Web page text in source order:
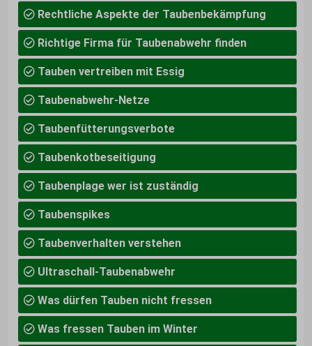
Rechtliche Aspekte der Taubenbekämpfung
Richtige Firma für Taubenabwehr finden
Tauben vertreiben mit Essig
Taubenabwehr-Netze
Taubenfütterungsverbote
Taubenkotbeseitigung
Taubenplage wer ist zuständig
Taubenspikes
Taubenverhalten verstehen
Ultraschall-Taubenabwehr
Was dürfen Tauben nicht fressen
Was fressen Tauben im Winter